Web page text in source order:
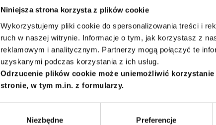
Niniejsza strona korzysta z plików cookie
Wykorzystujemy pliki cookie do spersonalizowania treści i
ruch w naszej witrynie. Informacje o tym, jak korzystasz z
reklamowym i analitycznym. Partnerzy mogą połączyć te
uzyskanymi podczas korzystania z ich usług.
Odrzucenie plików cookie może uniemożliwić
stronie, w tym m.in. z formularzy.
Niezbędne Preferencje